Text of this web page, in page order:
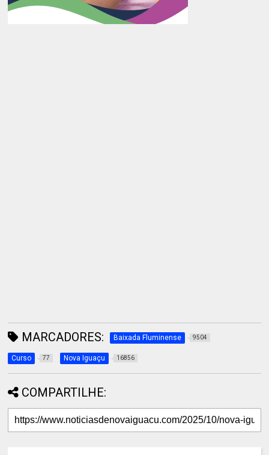
MARCADORES: Baixada Fluminense 9504
Curso 77 Nova Iguaçu 16856
COMPARTILHE: